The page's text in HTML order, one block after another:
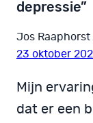
depressie”
Jos Raaphorst
23 oktober
Mijn
dat er een